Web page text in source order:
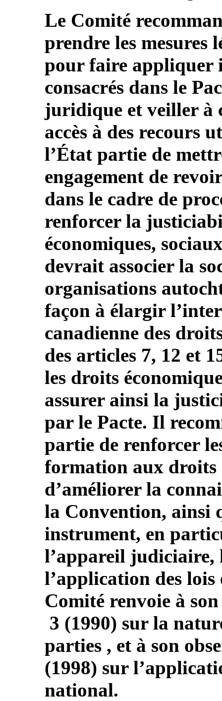
Le Comité
prendre les mesures
pour faire appliquer
consacrés dans le
juridique et veiller à
accès à des recours
l’État partie de
engagement de
dans le cadre de
renforcer la
économiques,
devrait associer la
organisations
façon à élargir
canadienne des
des articles 7, 12 et
les droits
assurer ainsi la
par le Pacte. Il
partie de renforcer
formation aux droits
d’améliorer la
la Convention, ainsi
instrument, en
l’appareil judiciaire,
l’application des
Comité renvoie à
3 (1990) sur la
parties , et à son
(1998) sur
national.